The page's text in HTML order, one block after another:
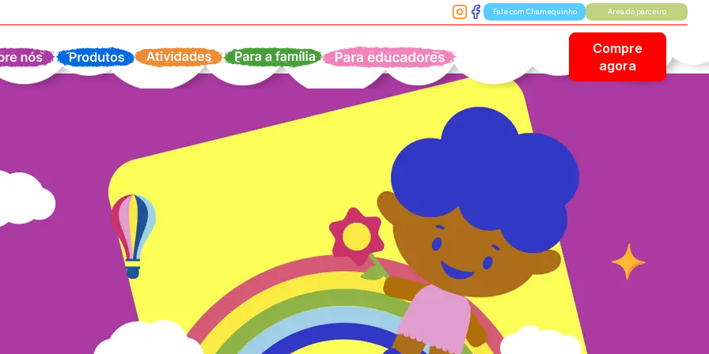
Fale com Chamequinho Área do parceiro
nós Produtos Atividades Para Família Para Educadores
Compre
agora